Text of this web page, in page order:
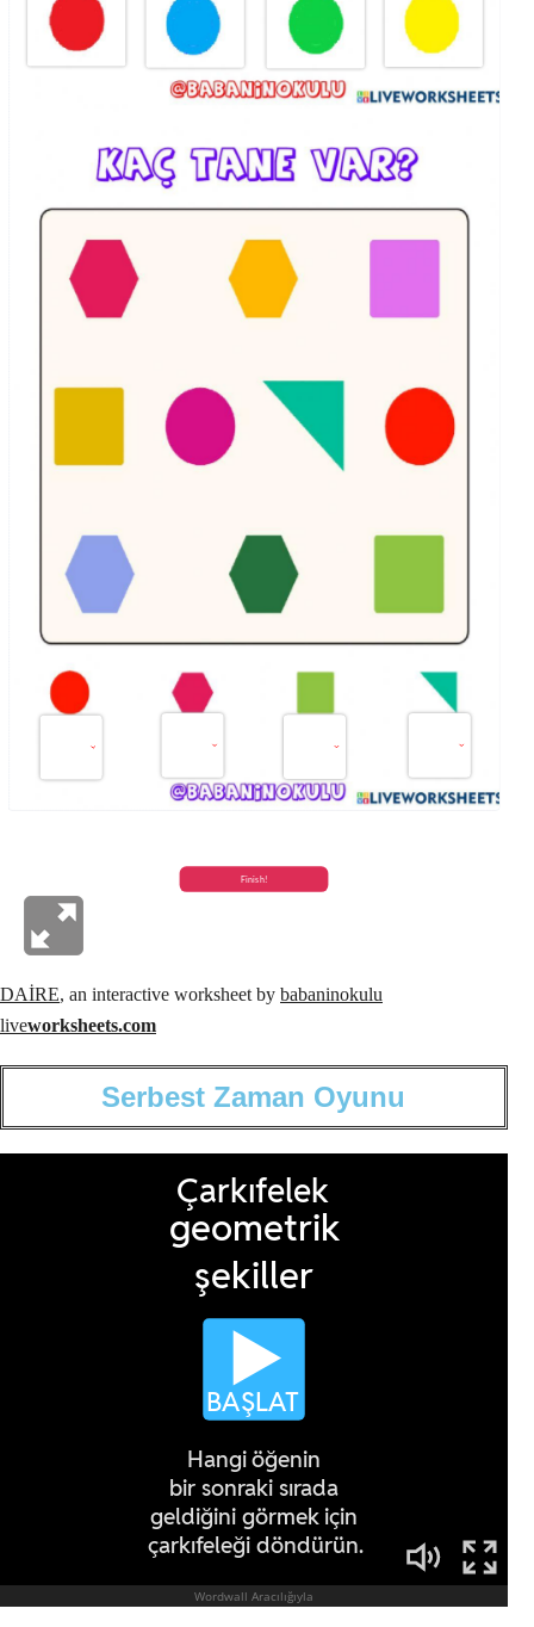
DAİRE, an interactive worksheet by babaninokulu
liveworksheets.com
Serbest Zaman Oyunu